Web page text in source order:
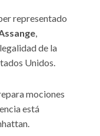
representado
,
de la
Unidos.
mociones
está